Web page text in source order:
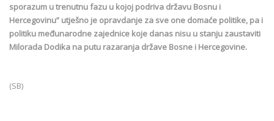
sporazum u trenutnu fazu u kojoj podriva državu Bosnu i
Hercegovinu” utješno je opravdanje za sve one domaće politike, pa i
politiku međunarodne zajednice koje danas nisu u stanju zaustaviti
Milorada Dodika na putu razaranja države Bosne i Hercegovine.
(SB)